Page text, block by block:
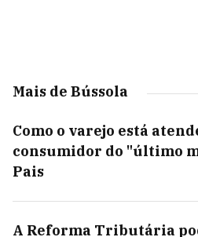
Mais de Bússola
Como o varejo está
consumidor do "último
Pais
A Reforma Tributária